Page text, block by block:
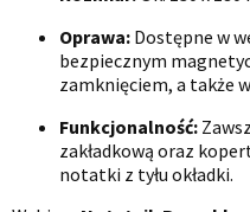
Oprawa: Dostępne w
bezpiecznym
zamknięciem, a także
Funkcjonalność:
zakładkową oraz
notatki z tyłu okładki.